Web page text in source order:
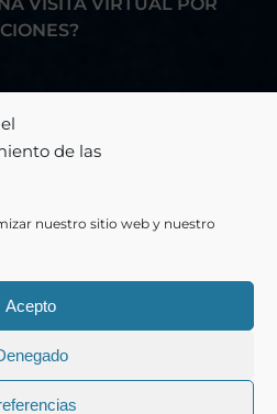
de las
nuestro sitio web y nuestro
Acepto
S.A. - Todos los derechos
reservados